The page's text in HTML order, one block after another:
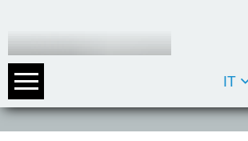
DE
IT